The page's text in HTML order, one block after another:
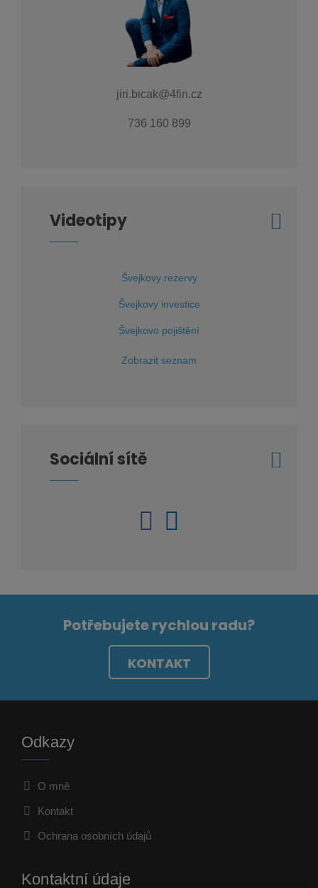
jiri.bicak@4fin.cz
736 160 899
Videotipy
Švejkovy rezervy
Švejkovy investice
Švejkovo pojištění
Zobrazit seznam
Sociální sítě
Potřebujete rychlou radu?
KONTAKT
Odkazy
O mně
Kontakt
Ochrana osobních údajů
Kontaktní údaje